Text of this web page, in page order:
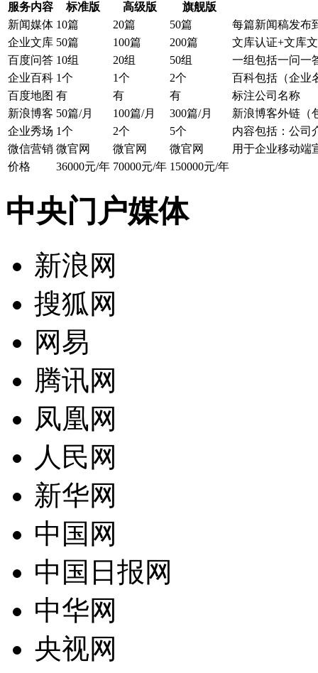
漏洞扫描
企业信息安全体系建设第一步！
DNS解析
多节点多线路，高防安全，稳定高速
高端定制
领会您的想法，建出您心里的世界
智能建站
所见即所得，2000+高颜值网站设计全覆盖
更多认证>>
服务器证书
服务器证书给网站机密信息上安全锁
安全联盟
给用户一个信任你的理由
可信网站
可信网站是网站取信于民的身份证
诚信网站
诚信网站是互联网信用认证平台权威认证
软文发布
提供全方位互联网品牌推广营销服务
营销推广利器 让更多客户主动找上门
SEO优化
口碑营销
专为企业服务的低成本网络营销方案
服务内容 标准版 高级版
旗舰版
新闻媒体 10篇 20篇 50篇
每篇新闻稿发布
企业文库 50篇 100篇 200篇
文库认证+文库
百度问答 10组 20组 50组
一组包括一问一
企业百科 1个 1个 2个
百科包括（企业
百度地图 有 有 有
标注公司名称
新浪博客 50篇/月 100篇/月 300篇/月
新浪博客外链（
企业秀场 1个 2个 5个
内容包括：公司
微信营销 微官网 微官网 微官网
用于企业移动端
价格
36000元/年 70000元/年 150000元/年
中央门户媒体
新浪网
搜狐网
网易
腾讯网
凤凰网
人民网
新华网
中国网
中国日报网
中华网
央视网